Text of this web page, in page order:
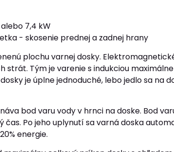
7,4 kW
- skosenie prednej a zadnej hrany
plochu varnej dosky.
Tým je varenie s indukciou
je úplne jednoduché, lebo jedlo sa na
bod varu vody v hrnci na doske. Bod
Po jeho uplynutí sa varná doska
energie.